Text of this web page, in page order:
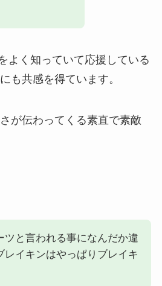
よく知っていて応援している
も共感を得ています。
が伝わってくる素直で素敵
ツと言われる事になんだか違
レイキンはやっぱりブレイキ